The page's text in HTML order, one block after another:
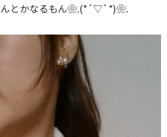
んとかなるもん❀.(*´▽`*)❀.